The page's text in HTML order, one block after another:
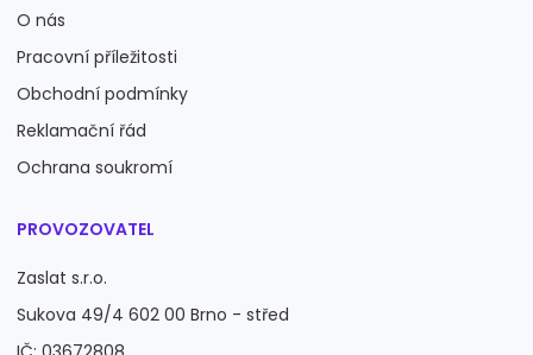
O nás
Pracovní příležitosti
Obchodní podmínky
Reklamační řád
Ochrana soukromí
PROVOZOVATEL
Zaslat s.r.o.
Sukova 49/4 602 00 Brno - střed